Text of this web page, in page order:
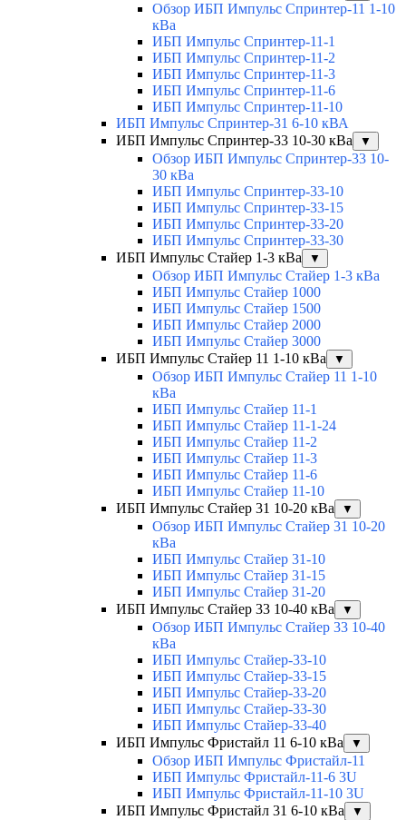
Обзор ИБП Импульс Спринтер-11 1-10
кВа
ИБП Импульс Спринтер-11-1
ИБП Импульс Спринтер-11-2
ИБП Импульс Спринтер-11-3
ИБП Импульс Спринтер-11-6
ИБП Импульс Спринтер-11-10
ИБП Импульс Спринтер-31 6-10 кВА
ИБП Импульс Спринтер-33 10-30 кВа
▼
Обзор ИБП Импульс Спринтер-33 10-
30 кВа
ИБП Импульс Спринтер-33-10
ИБП Импульс Спринтер-33-15
ИБП Импульс Спринтер-33-20
ИБП Импульс Спринтер-33-30
ИБП Импульс Стайер 1-3 кВа
▼
Обзор ИБП Импульс Стайер 1-3 кВа
ИБП Импульс Стайер 1000
ИБП Импульс Стайер 1500
ИБП Импульс Стайер 2000
ИБП Импульс Стайер 3000
ИБП Импульс Стайер 11 1-10 кВа
▼
Обзор ИБП Импульс Стайер 11 1-10
кВа
ИБП Импульс Стайер 11-1
ИБП Импульс Стайер 11-1-24
ИБП Импульс Стайер 11-2
ИБП Импульс Стайер 11-3
ИБП Импульс Стайер 11-6
ИБП Импульс Стайер 11-10
ИБП Импульс Стайер 31 10-20 кВа
▼
Обзор ИБП Импульс Стайер 31 10-20
кВа
ИБП Импульс Стайер 31-10
ИБП Импульс Стайер 31-15
ИБП Импульс Стайер 31-20
ИБП Импульс Стайер 33 10-40 кВа
▼
Обзор ИБП Импульс Стайер 33 10-40
кВа
ИБП Импульс Стайер-33-10
ИБП Импульс Стайер-33-15
ИБП Импульс Стайер-33-20
ИБП Импульс Стайер-33-30
ИБП Импульс Стайер-33-40
ИБП Импульс Фристайл 11 6-10 кВа
▼
Обзор ИБП Импульс Фристайл-11
ИБП Импульс Фристайл-11-6 3U
ИБП Импульс Фристайл-11-10 3U
ИБП Импульс Фристайл 31 6-10 кВа
▼